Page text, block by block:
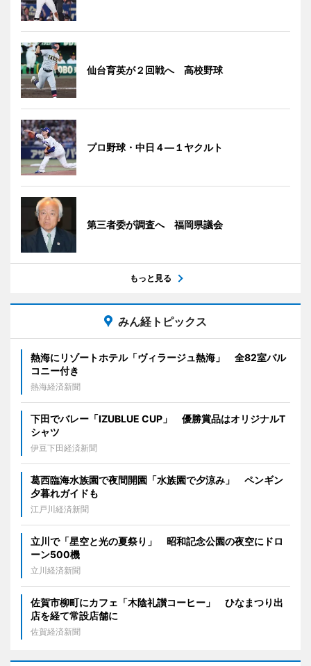
仙台育英が２回戦へ 高校野球
プロ野球・中日４―１ヤクルト
第三者委が調査へ 福岡県議会
もっと見る
みん経トピックス
熱海にリゾートホテル「ヴィラージュ熱海」 全82室バル
コニー付き
熱海経済新聞
下田でバレー「IZUBLUE CUP」 優勝賞品はオリジナルT
シャツ
伊豆下田経済新聞
葛西臨海水族園で夜間開園「水族園で夕涼み」 ペンギン
夕暮れガイドも
江戸川経済新聞
立川で「星空と光の夏祭り」 昭和記念公園の夜空にドロ
ーン500機
立川経済新聞
佐賀市柳町にカフェ「木陰礼讃コーヒー」 ひなまつり出
店を経て常設店舗に
佐賀経済新聞